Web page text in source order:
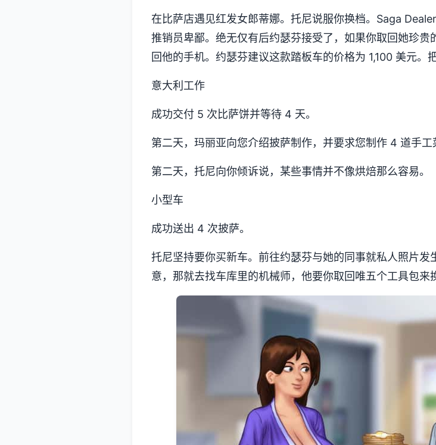
在比萨店遇见红发女郎蒂娜。托尼说服你换档。Saga
推销员卑鄙。绝无仅有后约瑟芬接受了，如果你取回她珍
回他的手机。约瑟芬建议这款踏板车的价格为 1,100 美元。
意大利工作
成功交付 5 次比萨饼并等待 4 天。
第二天，玛丽亚向您介绍披萨制作，并要求您制作 4 道手工
第二天，托尼向你倾诉说，某些事情并不像烘焙那么容易。
小型车
成功送出 4 次披萨。
托尼坚持要你买新车。前往约瑟芬与她的同事就私人照片
意，那就去找车库里的机械师，他要你取回唯五个工具包来